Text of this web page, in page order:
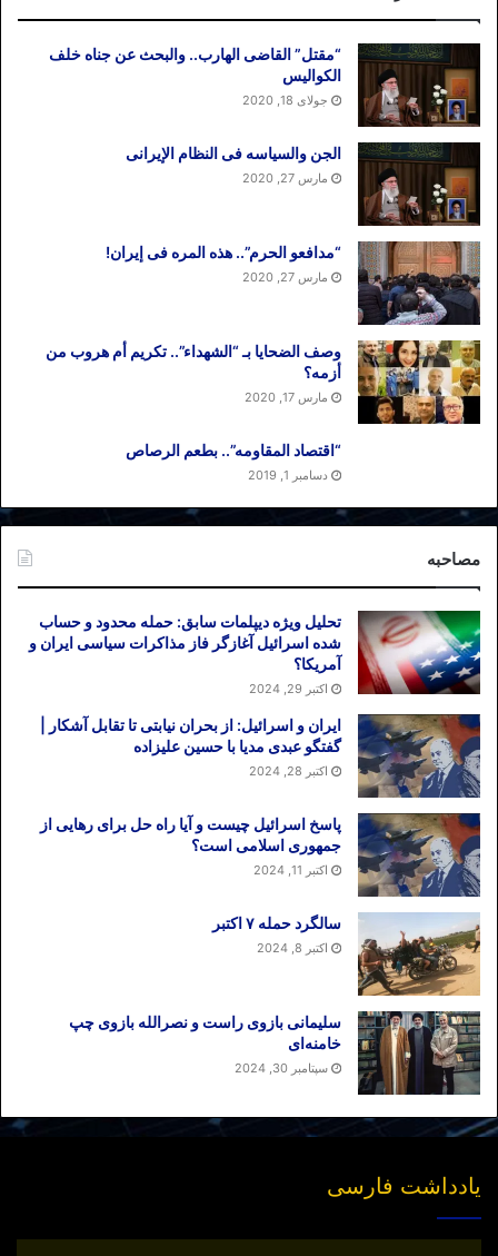
“مقتل” القاضی الهارب.. والبحث عن جناه خلف
الکوالیس
جولای 18, 2020
الجن والسیاسه فی النظام اﻹیرانی
مارس 27, 2020
“مدافعو الحرم”.. هذه المره فی إیران!
مارس 27, 2020
وصف الضحایا بـ “الشهداء”.. تکریم أم هروب من
أزمه؟
مارس 17, 2020
“اقتصاد المقاومه”.. بطعم الرصاص
دسامبر 1, 2019
مصاحبه
تحلیل ویژه دیپلمات سابق: حمله محدود و حساب
شده اسرائیل آغازگر فاز مذاکرات سیاسی ایران و
آمریکا؟
اکتبر 29, 2024
ایران و اسرائیل: از بحران نیابتی تا تقابل آشکار |
گفتگو عبدی مدیا با حسین علیزاده
اکتبر 28, 2024
پاسخ اسرائیل چیست و آیا راه حل برای رهایی از
جمهوری اسلامی است؟
اکتبر 11, 2024
سالگرد حمله ۷ اکتبر
اکتبر 8, 2024
سلیمانی بازوی راست و نصرالله بازوی چپ
خامنه‌ای
سپتامبر 30, 2024
یادداشت فارسی